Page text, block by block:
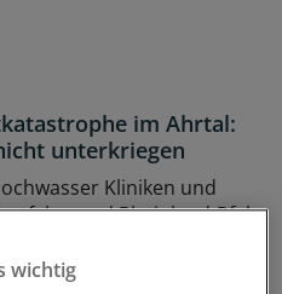
im Ahrtal:
unterkriegen
Kliniken und
und Rheinland-Pfalz.
Hilfsorganisationen.
wichtig